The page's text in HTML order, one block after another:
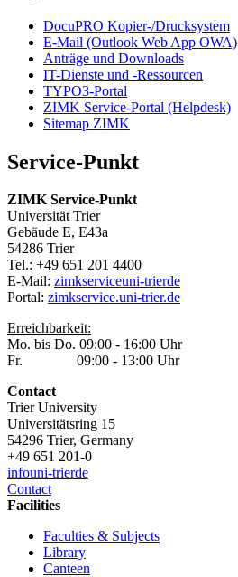
DocuPRO Kopier-/Drucksystem
E-Mail (Outlook Web App OWA)
Anträge und Downloads
IT-Dienste und -Ressourcen
TYPO3-Portal
ZIMK Service-Portal (Helpdesk)
Sitemap ZIMK
Service-Punkt
ZIMK Service-Punkt
Universität Trier
Gebäude E, E43a
54286 Trier
Tel.: +49 651 201 4400
E-Mail: zimkserviceuni-trierde
Portal: zimkservice.uni-trier.de
Erreichbarkeit:
Mo. bis Do. 09:00 - 16:00 Uhr
Fr. 09:00 - 13:00 Uhr
Contact
Trier University
Universitätsring 15
54296 Trier, Germany
+49 651 201-0
infouni-trierde
Contact
Facilities
Faculties & Subjects
Library
Canteen